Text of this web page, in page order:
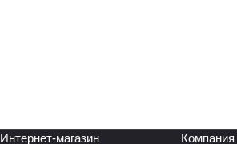
Интернет-магазин Компания